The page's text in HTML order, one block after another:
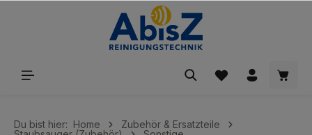
Du bist hier: Home
Zubehör & Ersatzteile